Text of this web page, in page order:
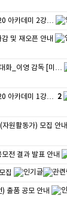
아카데미 2강…
및 재오픈 안내
화_이영 감독 [미…
아카데미 1강… 2
원활동가) 모집 안내
전 결과 발표 안내
집
출품 공모 안내